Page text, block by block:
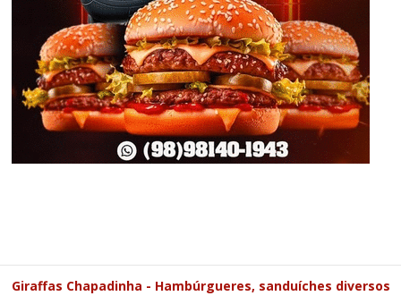
Giraffas Chapadinha - Hambúrgueres, sanduíches diversos